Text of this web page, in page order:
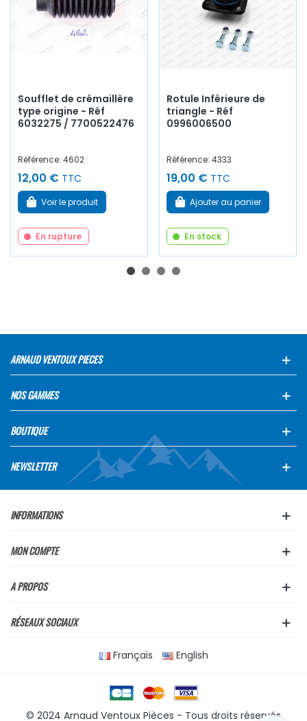
Soufflet de crémaillère
type origine - Réf
6032275 / 7700522476
Référence: 4602
12,00 € TTC
Voir le produit
En rupture
Rotule Inférieure de
triangle - Réf
0996006500
Référence: 4333
19,00 € TTC
Ajouter au panier
En stock
ARNAUD VENTOUX PIECES
NOS GAMMES
BOUTIQUE
NEWSLETTER
INFORMATIONS
MON COMPTE
A PROPOS
RÉSEAUX SOCIAUX
Français English
© 2024 Arnaud Ventoux Pièces - Tous droits réservés